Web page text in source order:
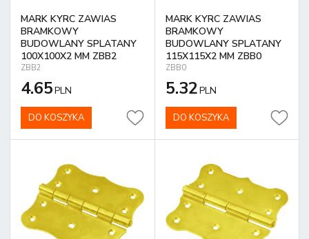
MARK KYRC ZAWIAS
BRAMKOWY
BUDOWLANY SPLATANY
100X100X2 MM ZBB2
ZBB2
4.65PLN
DO KOSZYKA
MARK KYRC ZAWIAS
BRAMKOWY
BUDOWLANY SPLATANY
115X115X2 MM ZBB0
ZBB0
5.32PLN
DO KOSZYKA